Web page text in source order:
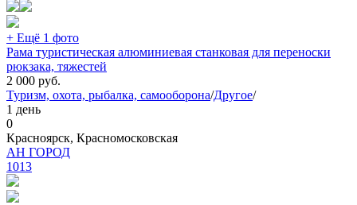
+ Ещё 1 фото
Рама туристическая алюминиевая станковая для переноски
рюкзака, тяжестей
2 000 руб.
Туризм, охота, рыбалка, самооборона/Другое/
1 день
0
Красноярск, Красномосковская
АН ГОРОД
1013